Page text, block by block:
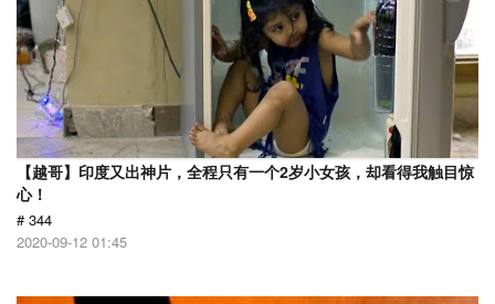
【越哥】印度又出神片，全程只有一个2岁小女孩，却看得我触目惊
心！
# 344
2020-09-12 01:45